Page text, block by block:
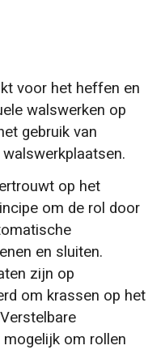
voor het heffen en
walswerken op
gebruik van
op het
om de rol door
en sluiten.
zijn op
om krassen op het
om rollen